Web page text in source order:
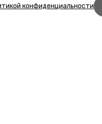
конфиденциальности